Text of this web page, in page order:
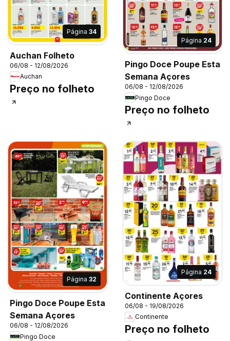
Página 34
Auchan Folheto
06/08 - 12/08/2026
Auchan
Preço no folheto
Página 24
Pingo Doce Poupe Esta
Semana Açores
06/08 - 12/08/2026
Pingo Doce
Preço no folheto
Página 32
Pingo Doce Poupe Esta
Semana Açores
06/08 - 12/08/2026
Pingo Doce
Página 24
Continente Açores
06/08 - 19/08/2026
Continente
Preço no folheto